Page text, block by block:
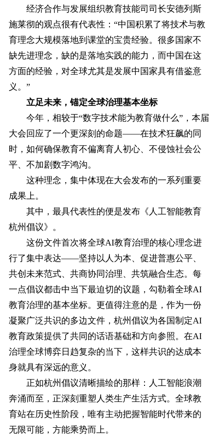
经济合作与发展组织教育技能司司长安德列斯
施莱彻的观点很有代表性：“中国积累了将技术与教
育理念大规模落地到课堂的宝贵经验。很多国家不
缺先进理念，缺的是落地实践的能力，而中国在这
方面的经验，对全球尤其是发展中国家具有借鉴意
义。”
立足未来，锚定全球治理基本坐标
今年，相较于“数字技术能为教育做什么”，本届
大会回应了一个更深刻的命题——在技术狂飙的同
时，如何确保教育不偏离育人初心、不侵蚀社会公
平、不加剧数字鸿沟。
这种理念，集中体现在大会发布的一系列重要
成果上。
其中，最具代表性的便是发布《人工智能教育
杭州倡议》。
这份文件首次将全球AI教育治理的核心理念进
行了集中表达——坚持以人为本、促进普惠公平、
共创未来范式、共商协同治理、共筑融合生态。每
一点倡议都击中当下最迫切的议题，勾勒着全球AI
教育治理的基本坐标。更值得注意的是，作为一份
凝聚广泛共识的多边文件，杭州倡议为各国制定AI
教育政策提供了共同的话语基础和方向参照。在AI
治理全球博弈日趋复杂的当下，这样共识的达成本
身就具有深远的意义。
正如杭州倡议清晰描绘的那样：人工智能浪潮
奔涌而至，正深刻重塑人类生产生活方式。全球教
育站在历史性阶段，唯有主动把握智能时代带来的
无限可能，方能乘势而上。